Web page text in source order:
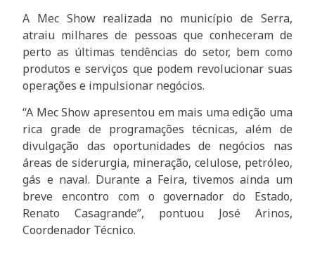
A Mec Show realizada no município de Serra,
atraiu milhares de pessoas que conheceram de
perto as últimas tendências do setor, bem como
produtos e serviços que podem revolucionar suas
operações e impulsionar negócios.
“A Mec Show apresentou em mais uma edição uma
rica grade de programações técnicas, além de
divulgação das oportunidades de negócios nas
áreas de siderurgia, mineração, celulose, petróleo,
gás e naval. Durante a Feira, tivemos ainda um
breve encontro com o governador do Estado,
Renato Casagrande”, pontuou José Arinos,
Coordenador Técnico.